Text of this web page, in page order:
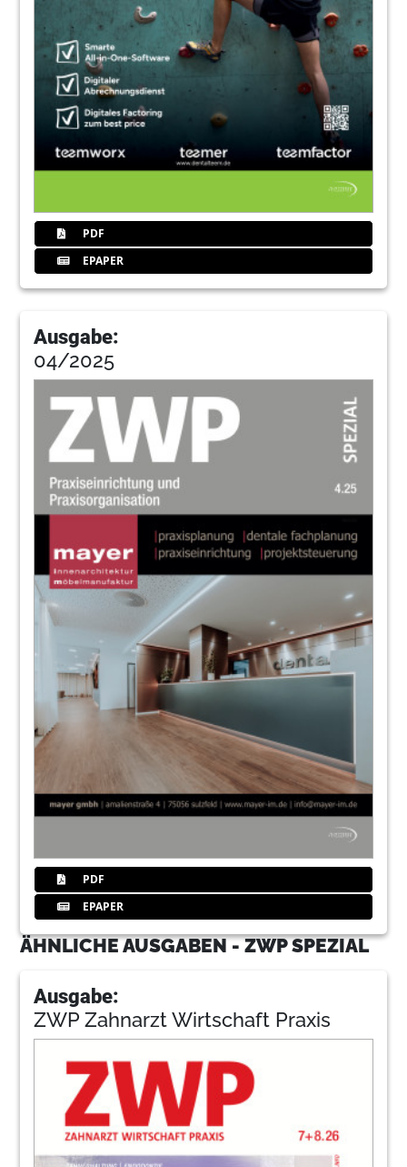
PDF
EPAPER
Ausgabe:
04/2025
PDF
EPAPER
ÄHNLICHE AUSGABEN - ZWP SPEZIAL
Ausgabe:
ZWP Zahnarzt Wirtschaft Praxis